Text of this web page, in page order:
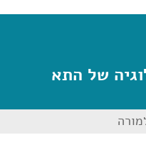
של התא